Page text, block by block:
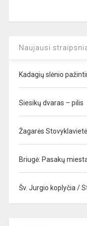
Naujausi
Kadagių slėnio
Siesikų dvaras – pilis
Žagarės
Briugė: Pasakų
Šv. Jurgio koplyčia /